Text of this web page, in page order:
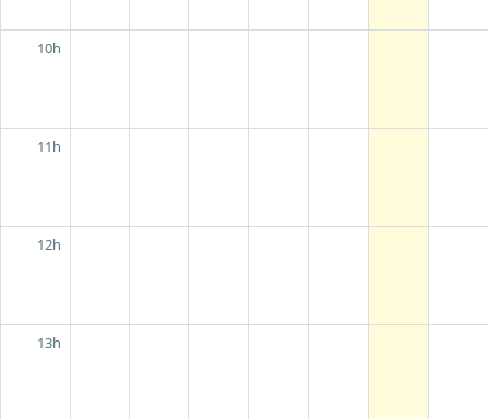
10h
11h
12h
13h